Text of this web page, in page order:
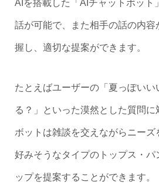
AIを搭載した「AIチャットボット
話が可能で、また相手の話の内容
握し、適切な提案ができます。
たとえばユーザーの「夏っぽいい
る？」といった漠然とした質問に
ボットは雑談を交えながらニー
好みそうなタイプのトップス・パ
ップを提案することができます。